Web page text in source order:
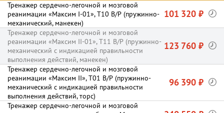
Тренажер сердечно-легочной и мозговой
реанимации «Максим I-01», Т10 В/Р (пружинно-
механический, манекен)
101 320 ₽
Тренажер сердечно-легочной и мозговой
реанимации «Максим II-01», Т11 В/Р (пружинно-
механический с индикацией правильности
выполнения действий, манекен)
123 760 ₽
Тренажер сердечно-легочной и мозговой
реанимации «Максим II», Т01 В/Р (пружинно-
механический с индикацией правильности
выполнения действий, торс)
96 390 ₽
Тренажер сердечно-легочной и мозговой